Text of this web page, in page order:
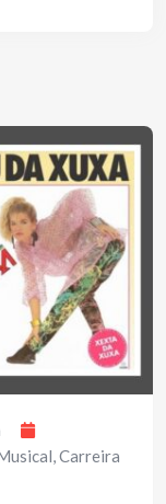
,Carreira